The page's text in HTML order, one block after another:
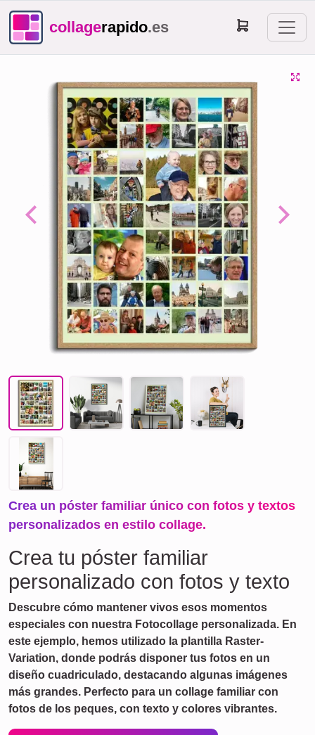
collagerapido.es
Previous Next
Crea un póster familiar único con fotos y textos
personalizados en estilo collage.
Crea tu póster familiar
personalizado con fotos y texto
Descubre cómo mantener vivos esos momentos
especiales con nuestra Fotocollage personalizada. En
este ejemplo, hemos utilizado la plantilla Raster-
Variation, donde podrás disponer tus fotos en un
diseño cuadriculado, destacando algunas imágenes
más grandes. Perfecto para un collage familiar con
fotos de los peques, con texto y colores vibrantes.